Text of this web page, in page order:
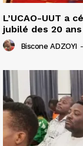
L’UCAO-UUT a
jubilé des 20
Biscone ADZOYI -